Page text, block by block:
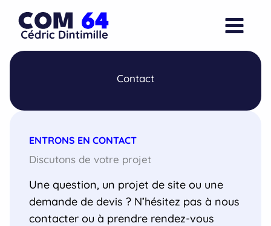
contenu
Contact
ENTRONS EN CONTACT
Discutons de votre projet
Une question, un projet de site ou une
demande de devis ? N’hésitez pas à nous
contacter ou à prendre rendez-vous